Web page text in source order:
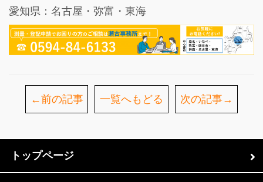
愛知県：名古屋・弥富・東海
←前の記事 一覧へもどる 次の記事→
トップページ